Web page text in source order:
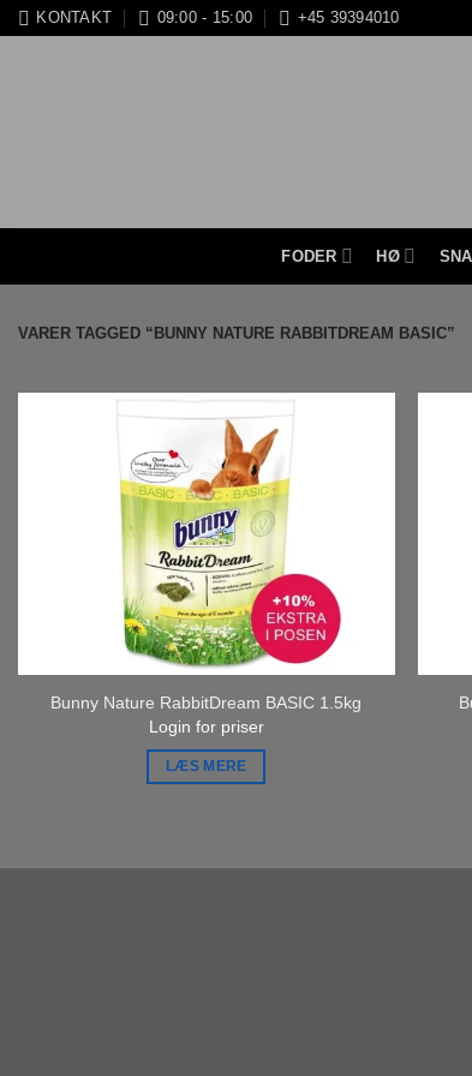
FortsætKONTAKT 09:00 - 15:00 +45 39394010
FODER HØ
VARER TAGGED “BUNNY NATURE RABBITDREAM BASIC”
Bunny Nature RabbitDream BASIC 1.5kg
Login for priser
LÆS MERE